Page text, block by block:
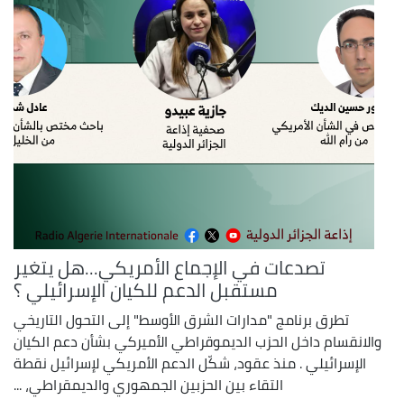
تصدعات في الإجماع الأمريكي...هل يتغير
مستقبل الدعم للكيان الإسرائيلي ؟
تطرق برنامج "مدارات الشرق الأوسط" إلى التحول التاريخي
والانقسام داخل الحزب الديموقراطي الأميركي بشأن دعم الكيان
الإسرائيلي . منذ عقود، شكّل الدعم الأمريكي لإسرائيل نقطة
التقاء بين الحزبين الجمهوري والديمقراطي، ...